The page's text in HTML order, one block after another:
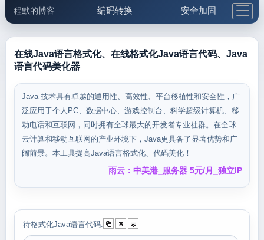
程默的博客 编码转换 安全加固
邮件工具 生活便民 更多工具
在线Java语言格式化、在线格式化Java语言代码、Java
语言代码美化器
Java 技术具有卓越的通用性、高效性、平台移植性和安全性，广
泛应用于个人PC、数据中心、游戏控制台、科学超级计算机、移
动电话和互联网，同时拥有全球最大的开发者专业社群。在全球
云计算和移动互联网的产业环境下，Java更具备了显著优势和广
阔前景。本工具提高Java语言格式化、代码美化！
雨云：中美港_服务器 5元/月_独立IP
待格式化Java语言代码: